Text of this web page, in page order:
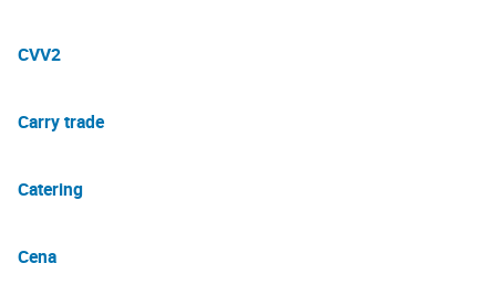
CVV2
Carry trade
Catering
Cena